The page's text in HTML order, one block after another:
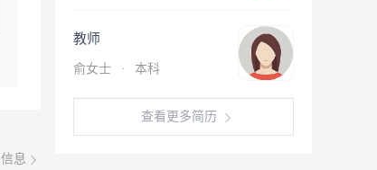
息
教师
俞女士 · 本科
查看更多简历